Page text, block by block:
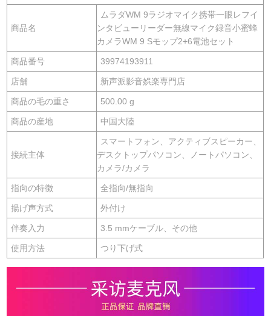
商品名
ムラダWM 9ラジオマイク携帯一眼レフイ
ンタビューリーダー無線マイク録音小蜜蜂
カメラWM 9 Sモップ2+6電池セット
商品番号 39974193911
店舗 新声派影音娯楽専門店
商品の毛の重さ 500.00 g
商品の産地 中国大陸
接続主体
スマートフォン、アクティブスピーカー、
デスクトップパソコン、ノートパソコン、
カメラ/カメラ
指向の特徴 全指向/無指向
揚げ声方式 外付け
伴奏入力 3.5 mmケーブル、その他
使用方法 つり下げ式